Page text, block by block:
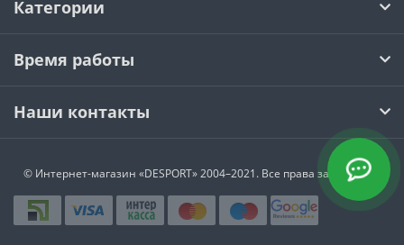
Категории
Время работы
Наши контакты
© Интернет-магазин «DESPORT»2004–2021. Все права защищены.